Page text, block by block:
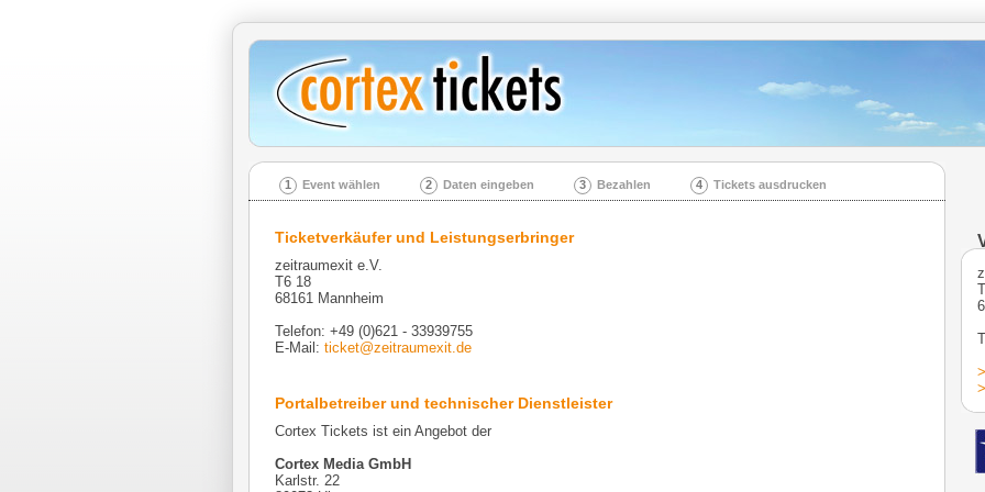
1 Event wählen 2 Daten eingeben 3 Bezahlen 4 Tickets ausdrucken
Ticketverkäufer und Leistungserbringer
zeitraumexit e.V.
T6 18
68161 Mannheim
Telefon: +49 (0)621 - 33939755
E-Mail: ticket@zeitraumexit.de
Portalbetreiber und technischer Dienstleister
Cortex Tickets ist ein Angebot der
Cortex Media GmbH
Karlstr. 22